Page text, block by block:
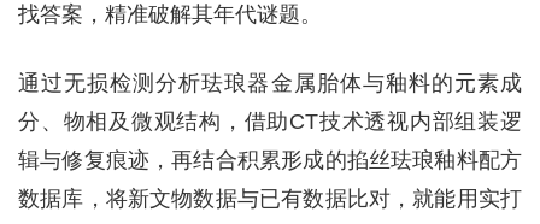
找答案，精准破解其年代谜题。
通过无损检测分析珐琅器金属胎体与釉料的元素成
分、物相及微观结构，借助CT技术透视内部组装逻
辑与修复痕迹，再结合积累形成的掐丝珐琅釉料配方
数据库，将新文物数据与已有数据比对，就能用实打